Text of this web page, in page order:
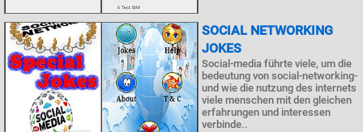
SOCIAL NETWORKING
JOKES
Social-media führte viele, um die
bedeutung von social-networking-
und wie die nutzung des internets
viele menschen mit den gleichen
erfahrungen und interessen
verbinde..